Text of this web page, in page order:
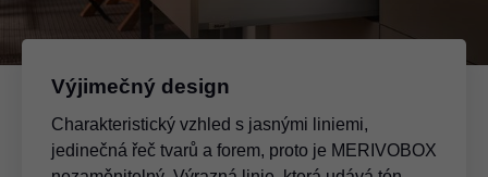
Výjimečný design
Charakteristický vzhled s jasnými liniemi,
jedinečná řeč tvarů a forem, proto je MERIVOBOX